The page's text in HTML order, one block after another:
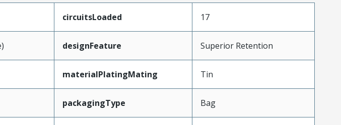
circuitsLoaded 17
designFeature Superior Retention
materialPlatingMating Tin
packagingType Bag